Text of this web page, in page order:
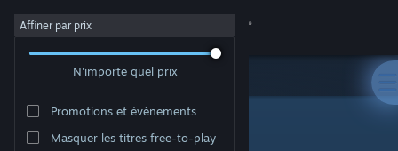
Se connecter
Magasin
Affiner par prix
N'importe quel prix
Promotions et évènements
Masquer les titres free-to-play
Développement : Monstronauts Inc.